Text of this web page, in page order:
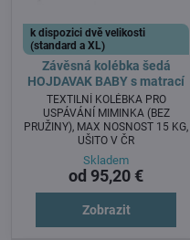
k dispozici dvě velikosti
(standard a XL)
Závěsná kolébka šedá
HOJDAVAK BABY s matrací
TEXTILNÍ KOLÉBKA PRO
USPÁVÁNÍ MIMINKA (BEZ
PRUŽINY), MAX NOSNOST 15 KG,
UŠITO V ČR
Skladem
od 95,20 €
Zobrazit